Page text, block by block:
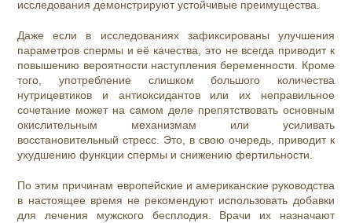
исследования демонстрируют устойчивые преимущества.
Даже если в исследованиях зафиксированы улучшения
параметров спермы и её качества, это не всегда приводит к
повышению вероятности наступления беременности. Кроме
того, употребление слишком большого количества
нутрицевтиков и антиоксидантов или их неправильное
сочетание может на самом деле препятствовать основным
окислительным механизмам или усиливать
восстановительный стресс. Это, в свою очередь, приводит к
ухудшению функции спермы и снижению фертильности.
По этим причинам европейские и американские руководства
в настоящее время не рекомендуют использовать добавки
для лечения мужского бесплодия. Врачи их назначают